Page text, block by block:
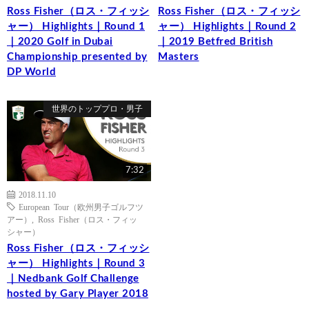
Ross Fisher（ロス・フィッシ
ャー） Highlights｜Round 1
｜2020 Golf in Dubai
Championship presented by
DP World
Ross Fisher（ロス・フィッシ
ャー） Highlights｜Round 2
｜2019 Betfred British
Masters
世界のトッププロ・男子
7:32
2018.11.10
European Tour（欧州男子ゴルフツ
アー）
Ross Fisher（ロス・フィッ
シャー）
Ross Fisher（ロス・フィッシ
ャー） Highlights｜Round 3
｜Nedbank Golf Challenge
hosted by Gary Player 2018